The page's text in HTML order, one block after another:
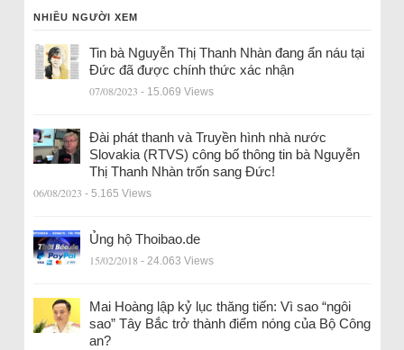
NHIỀU NGƯỜI XEM
Tin bà Nguyễn Thị Thanh Nhàn đang ẩn náu tại
Đức đã được chính thức xác nhận
07/08/2023 - 15.069 Views
Đài phát thanh và Truyền hình nhà nước
Slovakia (RTVS) công bố thông tin bà Nguyễn
Thị Thanh Nhàn trốn sang Đức!
06/08/2023 - 5.165 Views
Ủng hộ Thoibao.de
15/02/2018 - 24.063 Views
Mai Hoàng lập kỷ lục thăng tiến: Vì sao “ngôi
sao” Tây Bắc trở thành điểm nóng của Bộ Công
an?